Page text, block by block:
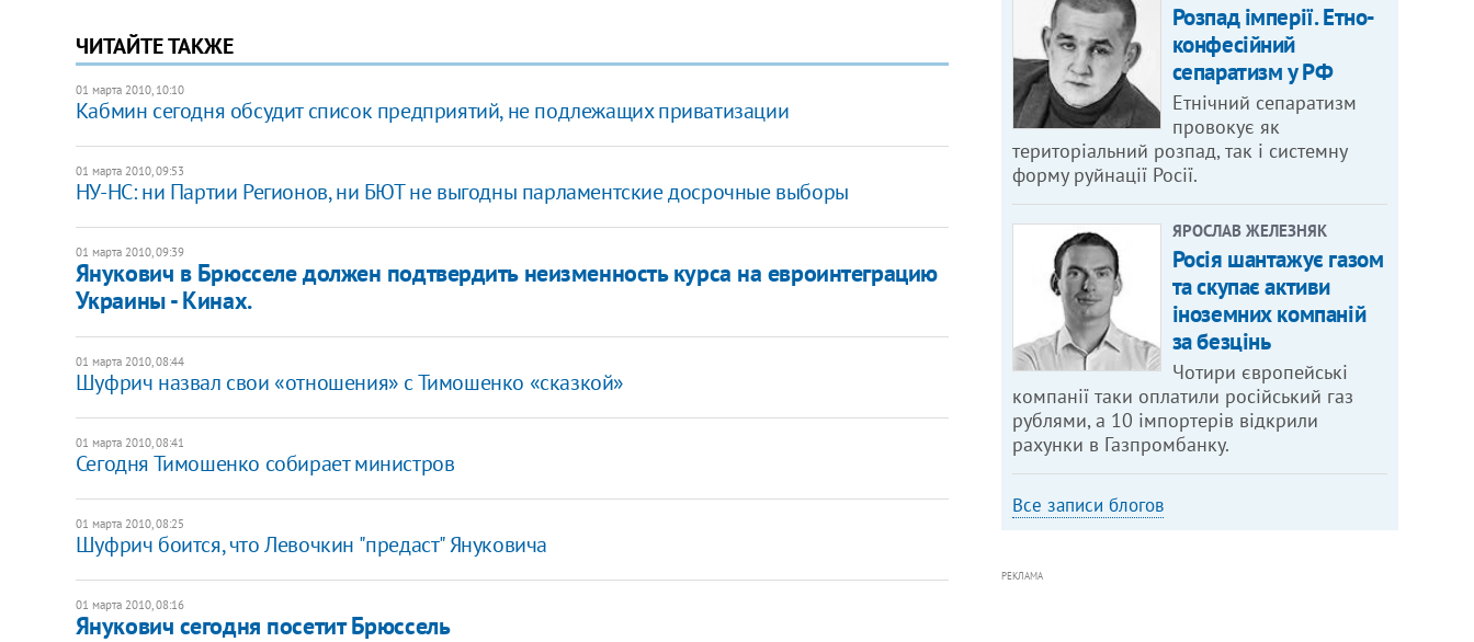
ЧИТАЙТЕ ТАКЖЕ
01 марта 2010, 10:10
Кабмин сегодня обсудит список предприятий, не подлежащих приватизации
01 марта 2010, 09:53
НУ-НС: ни Партии Регионов, ни БЮТ не выгодны парламентские досрочные выборы
01 марта 2010, 09:39
Янукович в Брюсселе должен подтвердить неизменность курса на евроинтеграцию
Украины - Кинах.
01 марта 2010, 08:44
Шуфрич назвал свои «отношения» с Тимошенко «сказкой»
01 марта 2010, 08:41
Сегодня Тимошенко собирает министров
01 марта 2010, 08:25
Шуфрич боится, что Левочкин "предаст" Януковича
01 марта 2010, 08:16
Янукович сегодня посетит Брюссель
Розпад імперії. Етно-
конфесійний
сепаратизм у РФ
Етнічний сепаратизм
провокує як
територіальний розпад, так і системну
форму руйнації Росії.
ЯРОСЛАВ ЖЕЛЕЗНЯК
Росія шантажує газом
та скупає активи
іноземних компаній
за безцінь
Чотири європейські
компанії таки оплатили російський газ
рублями, а 10 імпортерів відкрили
рахунки в Газпромбанку.
Все записи блогов
РЕКЛАМА